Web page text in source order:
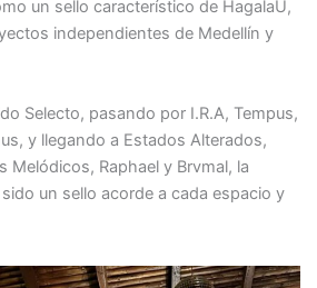
un sello característico de HagalaU,
independientes de Medellín y
Selecto, pasando por I.R.A, Tempus,
y llegando a Estados Alterados,
Melódicos, Raphael y Brvmal, la
un sello acorde a cada espacio y